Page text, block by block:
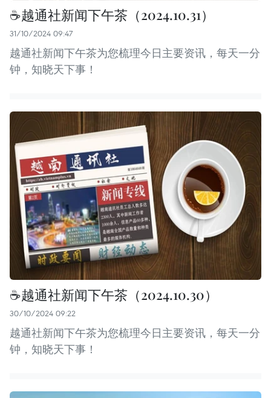
☕️越通社新闻下午茶（2024.10.31）
31/10/2024 09:47
越通社新闻下午茶为您梳理今日主要资讯，每天一分
钟，知晓天下事！
☕️越通社新闻下午茶（2024.10.30）
30/10/2024 09:22
越通社新闻下午茶为您梳理今日主要资讯，每天一分
钟，知晓天下事！